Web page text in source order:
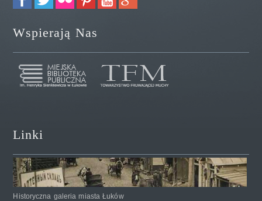
Wspierają Nas
Linki
Historyczna galeria miasta Łuków